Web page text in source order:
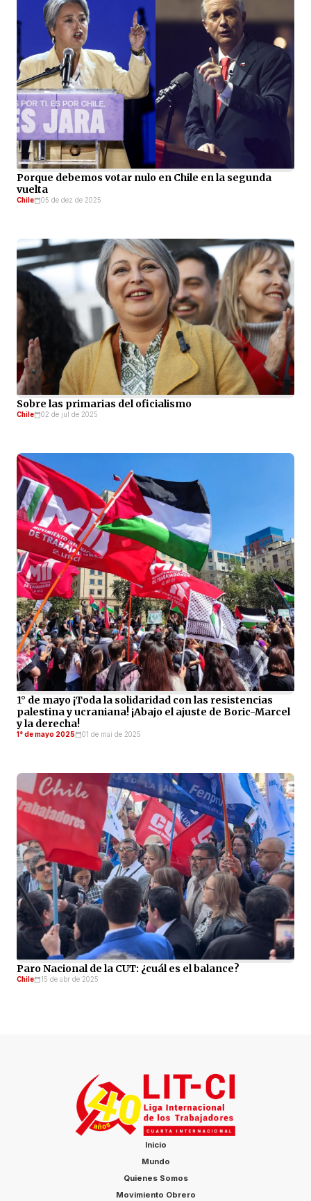
Porque debemos votar nulo en Chile en la segunda
vuelta
Chile 05 de dez de 2025
Sobre las primarias del oficialismo
Chile 02 de jul de 2025
1° de mayo ¡Toda la solidaridad con las resistencias
palestina y ucraniana! ¡Abajo el ajuste de Boric-Marcel
y la derecha!
1° de mayo 2025 01 de mai de 2025
Paro Nacional de la CUT: ¿cuál es el balance?
Chile 15 de abr de 2025
Inicio
Mundo
Quienes Somos
Movimiento Obrero